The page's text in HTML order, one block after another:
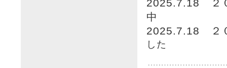
2025.7.18
２
中
2025.7.18
２
した